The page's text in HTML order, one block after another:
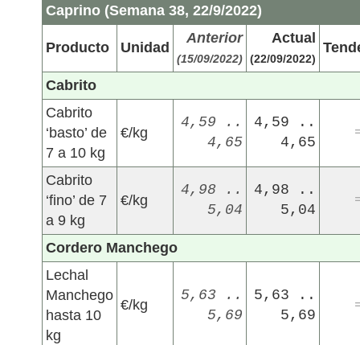
Caprino (Semana 38, 22/9/2022)
Producto Unidad
Anterior
(15/09/2022)
Actual
(22/09/2022)
Cabrito
Cabrito
‘basto’ de
7 a 10 kg
€/kg
4,59 ..
4,65
4,59 ..
4,65
Cabrito
‘fino’ de 7
a 9 kg
€/kg
4,98 ..
5,04
4,98 ..
5,04
Cordero Manchego
Lechal
Manchego
hasta 10
kg
€/kg
5,63 ..
5,69
5,63 ..
5,69